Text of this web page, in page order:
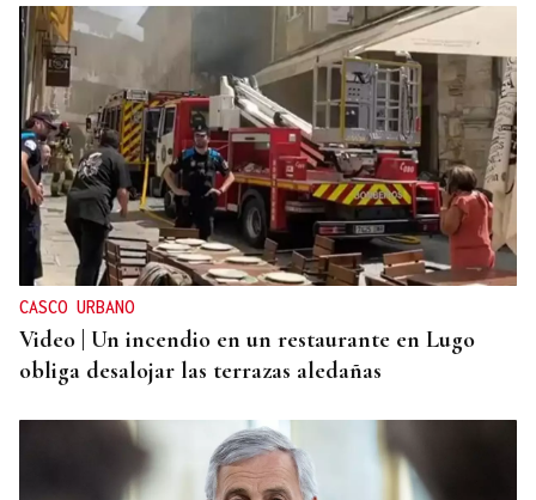
INCENDIO EN UN BARRANCO
Unos 200 efectivos combaten el incendio de Tírig,
que ya roza las 400 hectáreas
CASCO URBANO
Video | Un incendio en un restaurante en Lugo
obliga desalojar las terrazas aledañas